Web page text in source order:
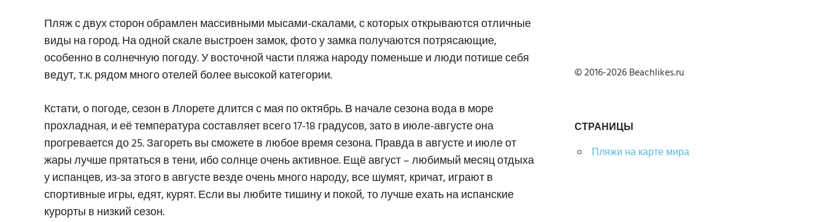
Пляж с двух сторон обрамлен массивными мысами-скалами, с которых открываются отличные
виды на город. На одной скале выстроен замок, фото у замка получаются потрясающие,
особенно в солнечную погоду. У восточной части пляжа народу поменьше и люди потише себя
ведут, т.к. рядом много отелей более высокой категории.
Кстати, о погоде, сезон в Ллорете длится с мая по октябрь. В начале сезона вода в море
прохладная, и её температура составляет всего 17-18 градусов, зато в июле-августе она
прогревается до 25. Загореть вы сможете в любое время сезона. Правда в августе и июле от
жары лучше прятаться в тени, ибо солнце очень активное. Ещё август – любимый месяц отдыха
у испанцев, из-за этого в августе везде очень много народу, все шумят, кричат, играют в
спортивные игры, едят, курят. Если вы любите тишину и покой, то лучше ехать на испанские
курорты в низкий сезон.
© 2016-2026 Beachlikes.ru
СТРАНИЦЫ
Пляжи на карте мира